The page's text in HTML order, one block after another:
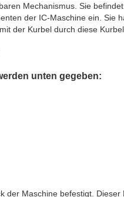
Mechanismus. Sie
der IC-Maschine ein. Sie
der Kurbel durch diese
unten gegeben:
der Maschine befestigt.